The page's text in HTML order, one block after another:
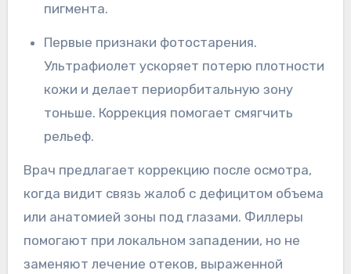
пигмента.
Первые признаки фотостарения.
Ультрафиолет ускоряет потерю плотности
кожи и делает периорбитальную зону
тоньше. Коррекция помогает смягчить
рельеф.
Врач предлагает коррекцию после осмотра,
когда видит связь жалоб с дефицитом объема
или анатомией зоны под глазами. Филлеры
помогают при локальном западении, но не
заменяют лечение отеков, выраженной